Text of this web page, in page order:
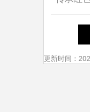
——庆祝
文艺创作
更新时间：